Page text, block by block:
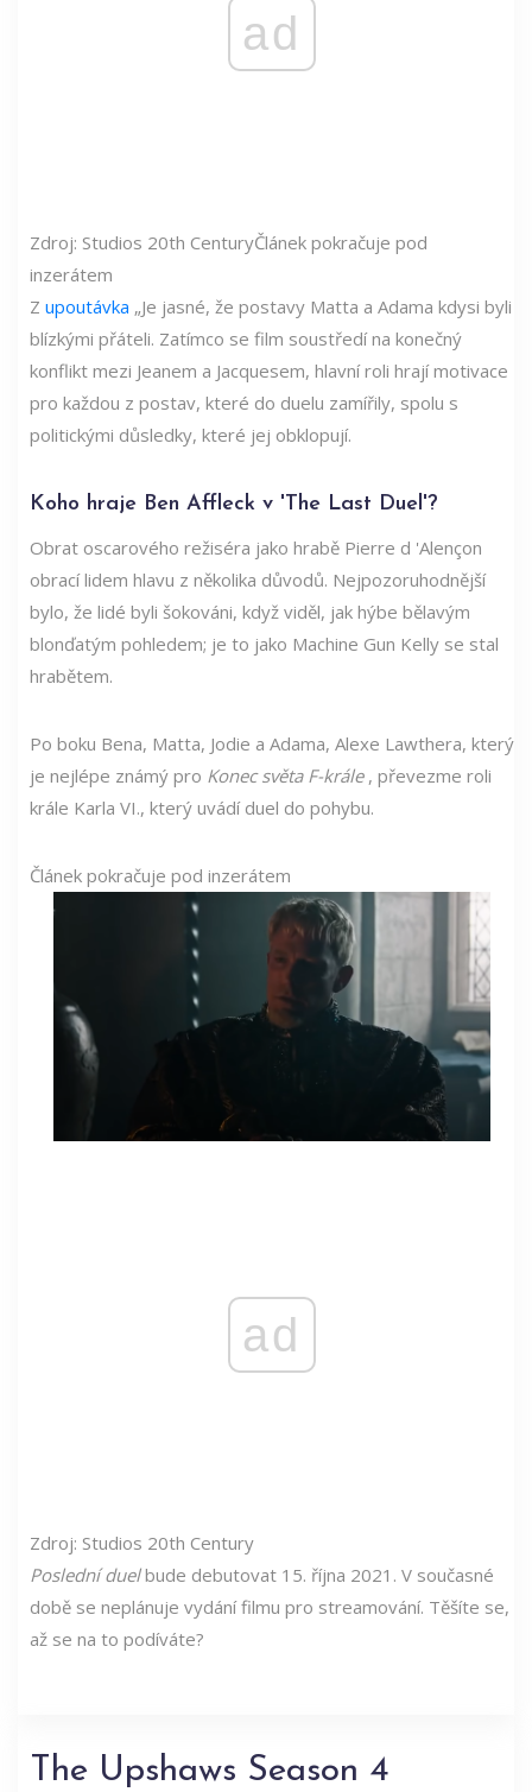
ad
Zdroj: Studios 20th CenturyČlánek pokračuje pod
inzerátem
Z upoutávka „Je jasné, že postavy Matta a Adama kdysi byli
blízkými přáteli. Zatímco se film soustředí na konečný
konflikt mezi Jeanem a Jacquesem, hlavní roli hrají motivace
pro každou z postav, které do duelu zamířily, spolu s
politickými důsledky, které jej obklopují.
Koho hraje Ben Affleck v 'The Last Duel'?
Obrat oscarového režiséra jako hrabě Pierre d 'Alençon
obrací lidem hlavu z několika důvodů. Nejpozoruhodnější
bylo, že lidé byli šokováni, když viděl, jak hýbe bělavým
blonďatým pohledem; je to jako Machine Gun Kelly se stal
hrabětem.
Po boku Bena, Matta, Jodie a Adama, Alexe Lawthera, který
je nejlépe známý pro Konec světa F-krále, převezme roli
krále Karla VI., který uvádí duel do pohybu.
Článek pokračuje pod inzerátem
ad
Zdroj: Studios 20th Century
Poslední duelbude debutovat 15. října 2021. V současné
době se neplánuje vydání filmu pro streamování. Těšíte se,
až se na to podíváte?
The Upshaws Season 4